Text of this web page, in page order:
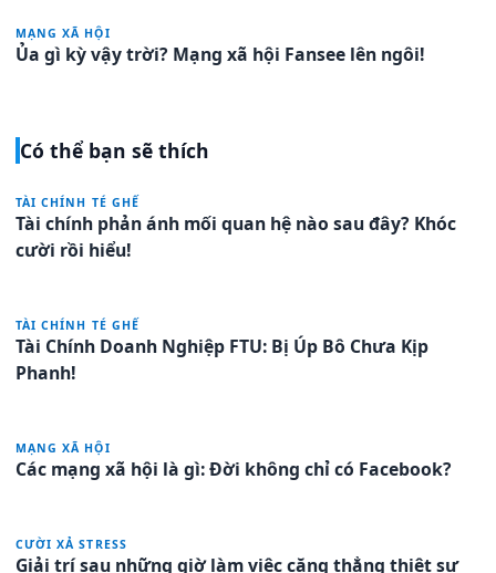
MẠNG XÃ HỘI
Ủa gì kỳ vậy trời? Mạng xã hội Fansee lên ngôi!
Có thể bạn sẽ thích
TÀI CHÍNH TÉ GHẾ
Tài chính phản ánh mối quan hệ nào sau đây? Khóc
cười rồi hiểu!
TÀI CHÍNH TÉ GHẾ
Tài Chính Doanh Nghiệp FTU: Bị Úp Bô Chưa Kịp
Phanh!
MẠNG XÃ HỘI
Các mạng xã hội là gì: Đời không chỉ có Facebook?
CƯỜI XẢ STRESS
Giải trí sau những giờ làm việc căng thẳng thiệt sự